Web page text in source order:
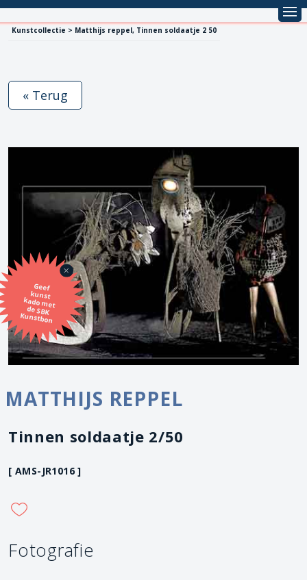
Kunstcollectie > Matthijs reppel, Tinnen soldaatje 2 50
Geef
kunst
kado met
de SBK
Kunstbon
« Terug
MATTHIJS REPPEL
Tinnen soldaatje 2/50
[ AMS-JR1016 ]
Fotografie